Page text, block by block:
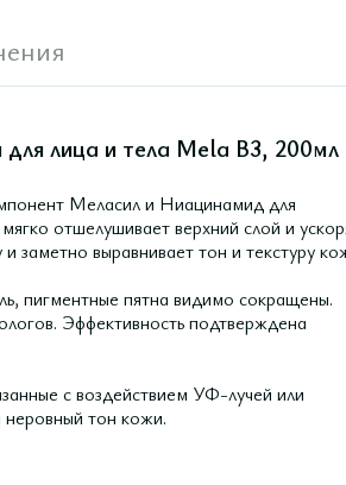
лица и тела Mela B3, 200мл
Меласил и Ниацинамид для
отшелушивает верхний слой и
заметно выравнивает тон и текстуру
пигментные пятна видимо сокращены.
Эффективность подтверждена
с воздействием УФ-лучей или
неровный тон кожи.